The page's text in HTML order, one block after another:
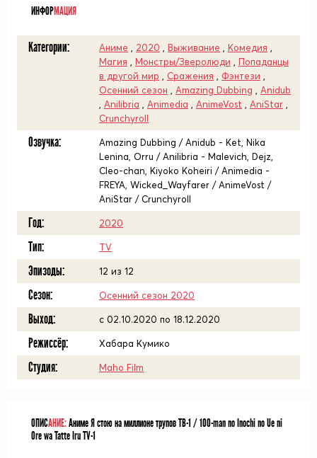
ИНФОРМАЦИЯ
Категории: Аниме 2020 Выживание Комедия
Магия
Монстры/Зверолюди
Попаданцы
в другой мир
Сражения Фэнтези
Осенний сезон
Amazing Dubbing
Anidub
Anilibria Animedia AnimeVost AniStar
Crunchyroll
Озвучка:
Amazing Dubbing / Anidub - Ket, Nika
Lenina, Orru / Anilibria - Malevich, Dejz,
Cleo-chan, Kiyoko Koheiri / Animedia -
FREYA, Wicked_Wayfarer / AnimeVost /
AniStar / Crunchyroll
Год: 2020
Тип: TV
Эпизоды: 12 из 12
Сезон: Осенний сезон 2020
Выход: c 02.10.2020 по 18.12.2020
Режиссёр: Хабара Кумико
Студия: Maho Film
ОПИСАНИЕ:Аниме Я стою на миллионе трупов ТВ-1 / 100-man no Inochi no Ue ni
Ore wa Tatte Iru TV-1